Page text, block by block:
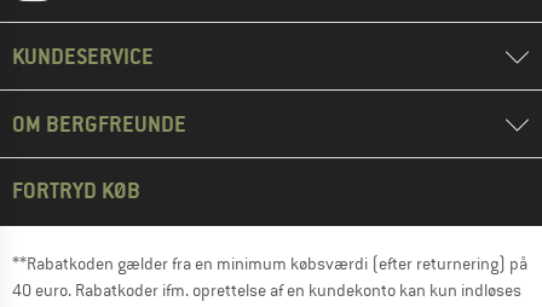
KUNDESERVICE
OM BERGFREUNDE
FORTRYD KØB
**Rabatkoden gælder fra en minimum købsværdi (efter returnering) på
40 euro. Rabatkoder ifm. oprettelse af en kundekonto kan kun indløses